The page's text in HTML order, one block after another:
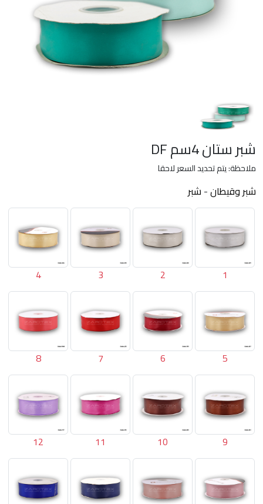
شبر ستان 4سم DF
ملاحظة: يتم تحديد السعر لاحقا
شبر وقيطان- شبر
1
2
3
4
5
6
7
8
9
10
11
12